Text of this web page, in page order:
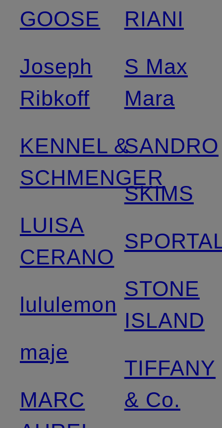
GOOSE
Joseph
Ribkoff
KENNEL &
SCHMENGER
LUISA
CERANO
lululemon
maje
MARC
RIANI
S Max
Mara
SANDRO
SKIMS
STONE
ISLAND
TIFFANY
& Co.